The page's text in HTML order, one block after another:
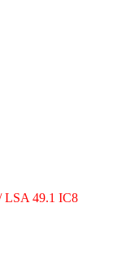
LSA 49.1 IC8